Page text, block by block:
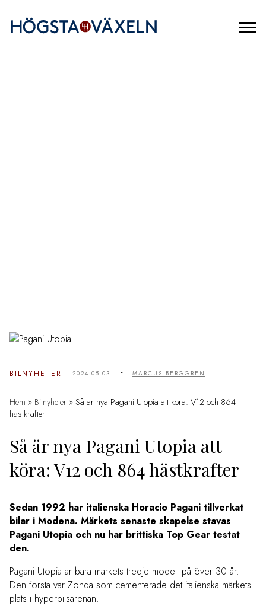
BILNYHETER 2024-05-03 - MARCUS BERGGREN
Hem » Bilnyheter » Så är nya Pagani Utopia att köra: V12 och 864
hästkrafter
Så är nya Pagani Utopia att
köra: V12 och 864 hästkrafter
Sedan 1992 har italienska Horacio Pagani tillverkat
bilar i Modena. Märkets senaste skapelse stavas
Pagani Utopia och nu har brittiska Top Gear testat
den.
Pagani Utopia är bara märkets tredje modell på över 30 år.
Den första var Zonda som cementerade det italienska märkets
plats i hyperbilsarenan.